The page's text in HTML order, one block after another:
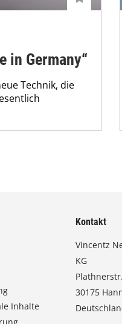
in Germany“
Technik, die
Inhalte
Kontakt
Vincentz
KG
30175